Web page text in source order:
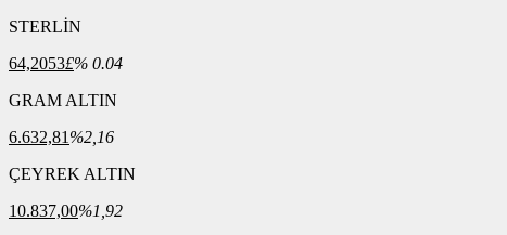
STERLİN
64,2053£% 0.04
GRAM ALTIN
6.632,81 %2,16
ÇEYREK ALTIN
10.837,00%1,92